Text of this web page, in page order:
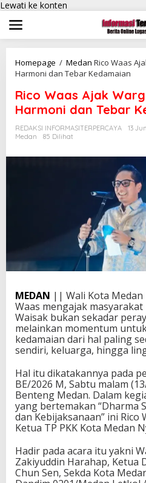
Lewati ke konten
Homepage / Medan Rico Waas
Harmoni dan Tebar Kedamaian
Rico Waas Ajak
Harmoni dan Tebar
REDAKSI INFORMASITERPERCAYA
13
Medan
85 Dilihat
MEDAN || Wali Kota Medan
Waas mengajak
Waisak bukan sekadar
melainkan momentum
kedamaian dari hal paling
sendiri, keluarga, hingga
Hal itu dikatakannya pada
BE/2026 M, Sabtu malam
Benteng Medan. Dalam
yang bertemakan “Dharma
dan Kebijaksanaan” ini Rico
Ketua TP PKK Kota Medan
Hadir pada acara itu yakni
Zakiyuddin Harahap, Ketua
Chun Sen, Sekda Kota